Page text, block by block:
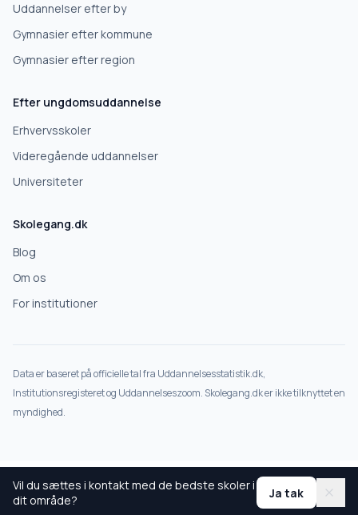
Videregående uddannelse
Uddannelser efter by
Gymnasier efter kommune
Gymnasier efter region
Efter ungdomsuddannelse
Erhvervsskoler
Videregående uddannelser
Universiteter
Skolegang.dk
Blog
Om os
For institutioner
Data er baseret på officielle tal fra Uddannelsesstatistik.dk,
Institutionsregisteret og Uddannelseszoom. Skolegang.dk er ikke tilknyttet en
myndighed.
Vil du sættes i kontakt med de bedste skoler i
dit område?
Ja tak